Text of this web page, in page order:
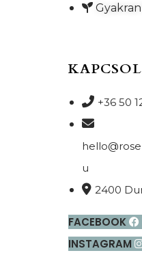
+36 50
u
2400
FACEBOOK
INSTAGRAM